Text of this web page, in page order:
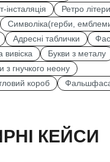
інсталяція
Ретро літери
Символіка(герби,
Адресні таблички
Букви з металу
з гнучкого неону
короб
КЕЙСИ